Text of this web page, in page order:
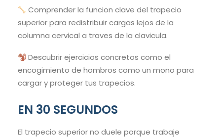
Comprender la funcion clave del trapecio
superior para redistribuir cargas lejos de la
columna cervical a traves de la clavicula.
Descubrir ejercicios concretos como el
encogimiento de hombros como un mono para
cargar y proteger tus trapecios.
EN 30 SEGUNDOS
El trapecio superior no duele porque trabaje